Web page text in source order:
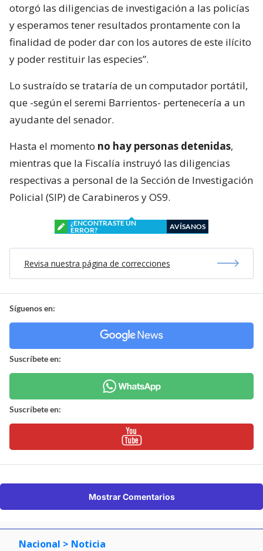
otorgó las diligencias de investigación a las policías
y esperamos tener resultados prontamente con la
finalidad de poder dar con los autores de este ilícito
y poder restituir las especies”.
Lo sustraído se trataría de un computador portátil,
que -según el seremi Barrientos- pertenecería a un
ayudante del senador.
Hasta el momento no hay personas detenidas,
mientras que la Fiscalía instruyó las diligencias
respectivas a personal de la Sección de Investigación
Policial (SIP) de Carabineros y OS9.
¿ENCONTRASTE UN
ERROR?
AVÍSANOS
Revisa nuestra página de correcciones
Síguenos en:
Suscríbete en:
Suscríbete en:
Mostrar Comentarios
Nacional > Noticia